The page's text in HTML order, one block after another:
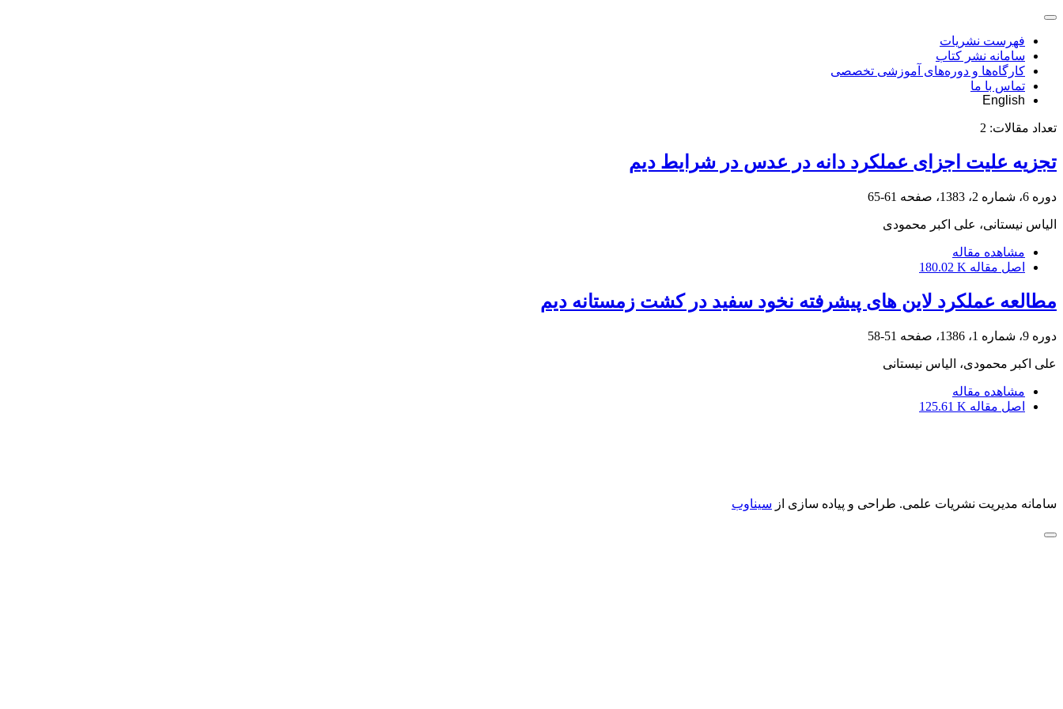
فهرست نشریات
سامانه نشر کتاب
کارگاه‌ها و دوره‌های آموزشی تخصصی
تماس با ما
English
تعداد مقالات: 2
تجزیه علیت اجزای عملکرد دانه در عدس در شرایط دیم
دوره 6، شماره 2، 1383، صفحه 61-65
الیاس نیستانی، علی اکبر محمودی
مشاهده مقاله
اصل مقاله 180.02 K
مطالعه عملکرد لاین های پیشرفته نخود سفید در کشت زمستانه دیم
دوره 9، شماره 1، 1386، صفحه 51-58
علی اکبر محمودی، الیاس نیستانی
مشاهده مقاله
اصل مقاله 125.61 K
سامانه مدیریت نشریات علمی. طراحی و پیاده سازی از سیناوب